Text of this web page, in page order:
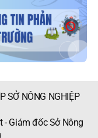
SỞ NÔNG NGHIỆP
- Giám đốc Sở Nông